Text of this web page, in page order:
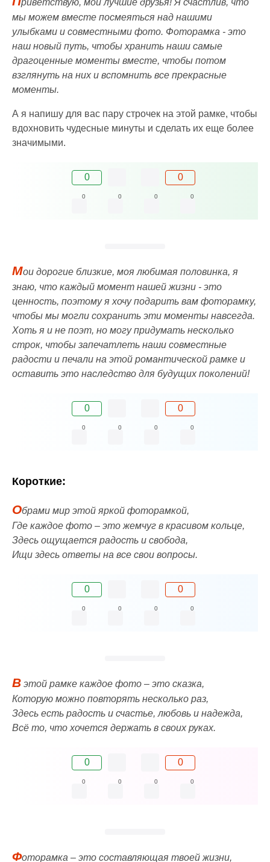
риветствую, мои лучшие друзья! Я счастлив, что
мы можем вместе посмеяться над нашими
улыбками и совместными фото. Фоторамка - это
наш новый путь, чтобы хранить наши самые
драгоценные моменты вместе, чтобы потом
взглянуть на них и вспомнить все прекрасные
моменты.
А я напишу для вас пару строчек на этой рамке, чтобы
вдохновить чудесные минуты и сделать их еще более
значимыми.
0 0
0 0 0 0
Мои дорогие близкие, моя любимая половинка, я
знаю, что каждый момент нашей жизни - это
ценность, поэтому я хочу подарить вам фоторамку,
чтобы мы могли сохранить эти моменты навсегда.
Хоть я и не поэт, но могу придумать несколько
строк, чтобы запечатлеть наши совместные
радости и печали на этой романтической рамке и
оставить это наследство для будущих поколений!
0 0
0 0 0 0
Короткие:
Обрами мир этой яркой фоторамкой,
Где каждое фото – это жемчуг в красивом кольце,
Здесь ощущается радость и свобода,
Ищи здесь ответы на все свои вопросы.
0 0
0 0 0 0
В этой рамке каждое фото – это сказка,
Которую можно повторять несколько раз,
Здесь есть радость и счастье, любовь и надежда,
Всё то, что хочется держать в своих руках.
0 0
0 0 0 0
Фоторамка – это составляющая твоей жизни,